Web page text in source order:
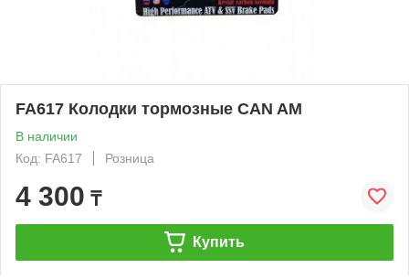
FA617 Колодки тормозные CAN AM
В наличии
Код: FA617
Розница
4 300 ₸
Купить